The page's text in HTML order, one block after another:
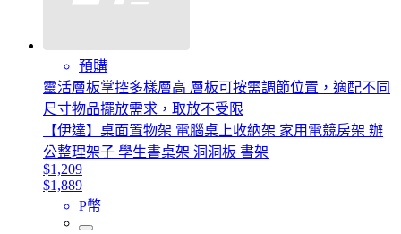
預購
靈活層板掌控多樣層高 層板可按需調節位置，適配不同
尺寸物品擺放需求，取放不受限
【伊達】桌面置物架 電腦桌上收納架 家用電競房架 辦
公整理架子 學生書桌架 洞洞板 書架
$1,209
$1,889
P幣